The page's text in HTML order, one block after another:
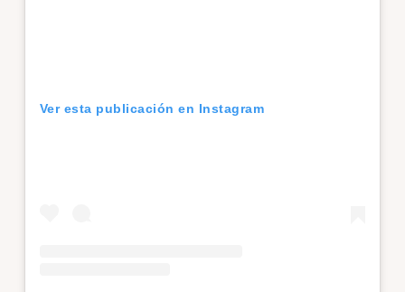
Ver esta publicación en Instagram